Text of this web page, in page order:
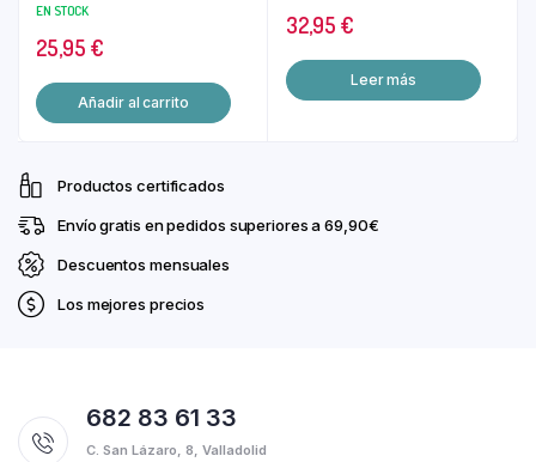
EN STOCK
25,95 €
Añadir al carrito
32,95 €
Leer más
Productos certificados
Envío gratis en pedidos superiores a 69,90€
Descuentos mensuales
Los mejores precios
682 83 61 33
C. San Lázaro, 8, Valladolid